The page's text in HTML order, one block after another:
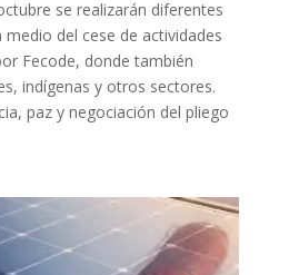
se realizarán diferentes
del cese de actividades
Fecode, donde también
indígenas y otros sectores.
paz y negociación del pliego